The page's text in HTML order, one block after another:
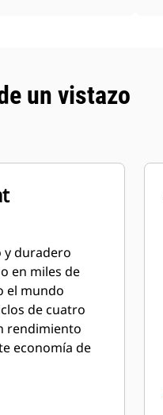
un vistazo
y duradero
en miles de
el mundo
de cuatro
rendimiento
economía de